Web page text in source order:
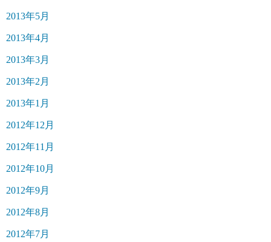
2013年5月
2013年4月
2013年3月
2013年2月
2013年1月
2012年12月
2012年11月
2012年10月
2012年9月
2012年8月
2012年7月